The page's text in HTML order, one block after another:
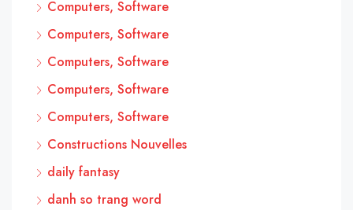
Computers, Software
Computers, Software
Computers, Software
Computers, Software
Computers, Software
Constructions Nouvelles
daily fantasy
danh so trang word